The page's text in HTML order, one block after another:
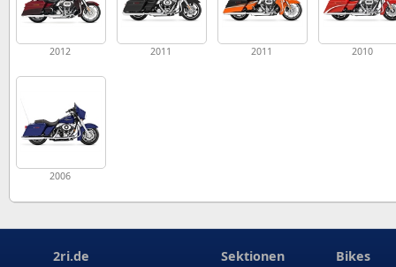
2012 2011 2011 2010
2006
2ri.de Sektionen Bikes